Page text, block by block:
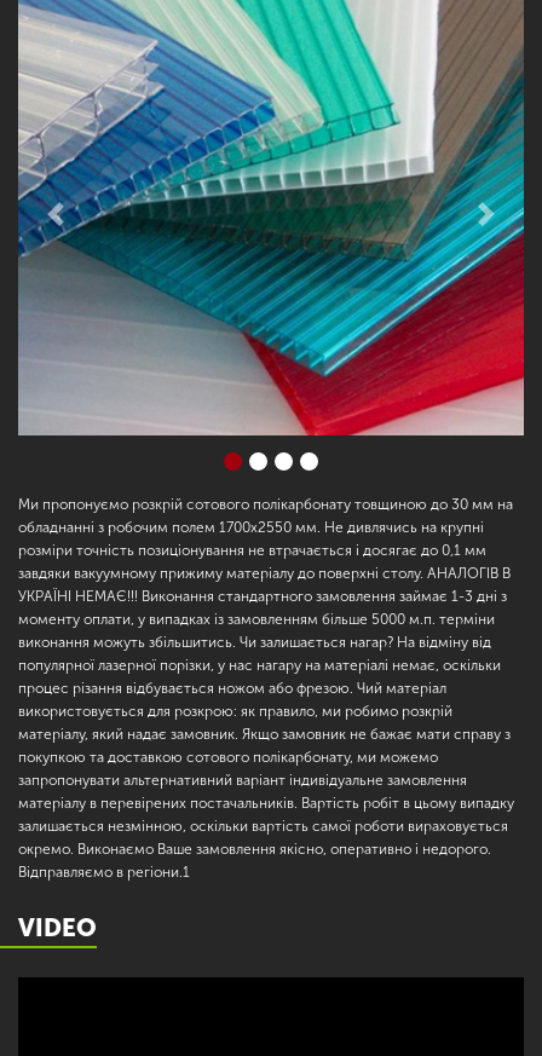
Previous Next
Ми пропонуємо розкрій сотового полікарбонату товщиною до 30 мм на
обладнанні з робочим полем 1700х2550 мм. Не дивлячись на крупні
розміри точність позиціонування не втрачається і досягає до 0,1 мм
завдяки вакуумному прижиму матеріалу до поверхні столу. АНАЛОГІВ В
УКРАЇНІ НЕМАЄ!!! Виконання стандартного замовлення займає 1-3 дні з
моменту оплати, у випадках із замовленням більше 5000 м.п. терміни
виконання можуть збільшитись. Чи залишається нагар? На відміну від
популярної лазерної порізки, у нас нагару на матеріалі немає, оскільки
процес різання відбувається ножом або фрезою. Чий матеріал
використовується для розкрою: як правило, ми робимо розкрій
матеріалу, який надає замовник. Якщо замовник не бажає мати справу з
покупкою та доставкою сотового полікарбонату, ми можемо
запропонувати альтернативний варіант індивідуальне замовлення
матеріалу в перевірених постачальників. Вартість робіт в цьому випадку
залишається незмінною, оскільки вартість самої роботи вираховується
окремо. Виконаємо Ваше замовлення якісно, оперативно і недорого.
Відправляємо в регіони.1
VIDEO